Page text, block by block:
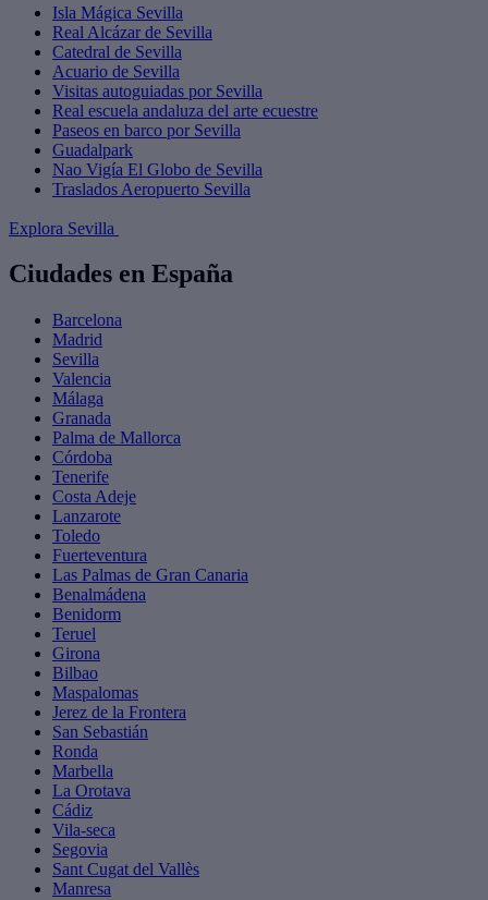
Isla Mágica Sevilla
Real Alcázar de Sevilla
Catedral de Sevilla
Acuario de Sevilla
Visitas autoguiadas por Sevilla
Real escuela andaluza del arte ecuestre
Paseos en barco por Sevilla
Guadalpark
Nao Vigía El Globo de Sevilla
Traslados Aeropuerto Sevilla
Explora Sevilla
Ciudades en España
Barcelona
Madrid
Sevilla
Valencia
Málaga
Granada
Palma de Mallorca
Córdoba
Tenerife
Costa Adeje
Lanzarote
Toledo
Fuerteventura
Las Palmas de Gran Canaria
Benalmádena
Benidorm
Teruel
Girona
Bilbao
Maspalomas
Jerez de la Frontera
San Sebastián
Ronda
Marbella
La Orotava
Cádiz
Vila-seca
Segovia
Sant Cugat del Vallès
Manresa